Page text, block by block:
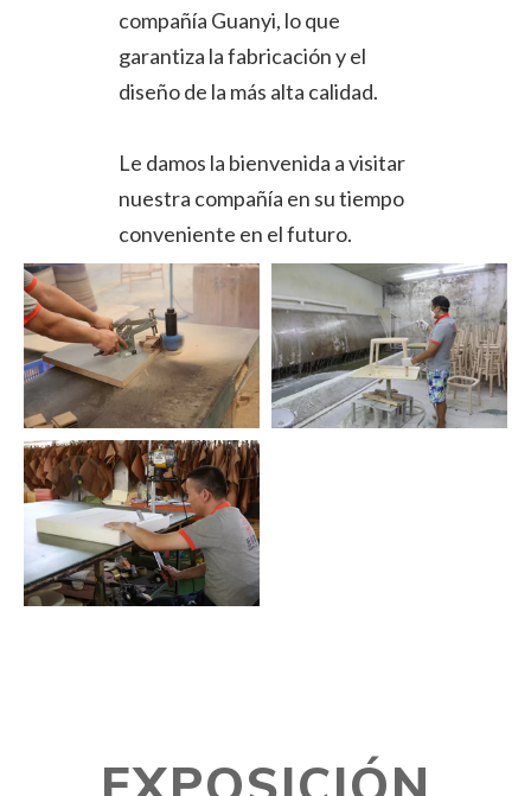
compañía Guanyi, lo que
garantiza la fabricación y el
diseño de la más alta calidad.
Le damos la bienvenida a visitar
nuestra compañía en su tiempo
conveniente en el futuro.